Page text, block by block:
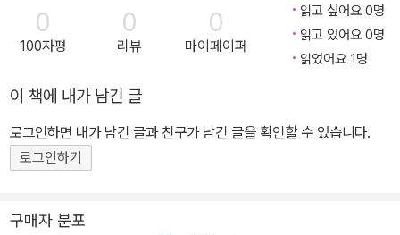
0
100자평
0
리뷰
0
마이페이퍼
읽고 싶어요 0명
읽고 있어요 0명
읽었어요 1명
이 책에 내가 남긴 글
로그인하면 내가 남긴 글과 친구가 남긴 글을 확인할 수 있습니다.
로그인하기
구매자 분포